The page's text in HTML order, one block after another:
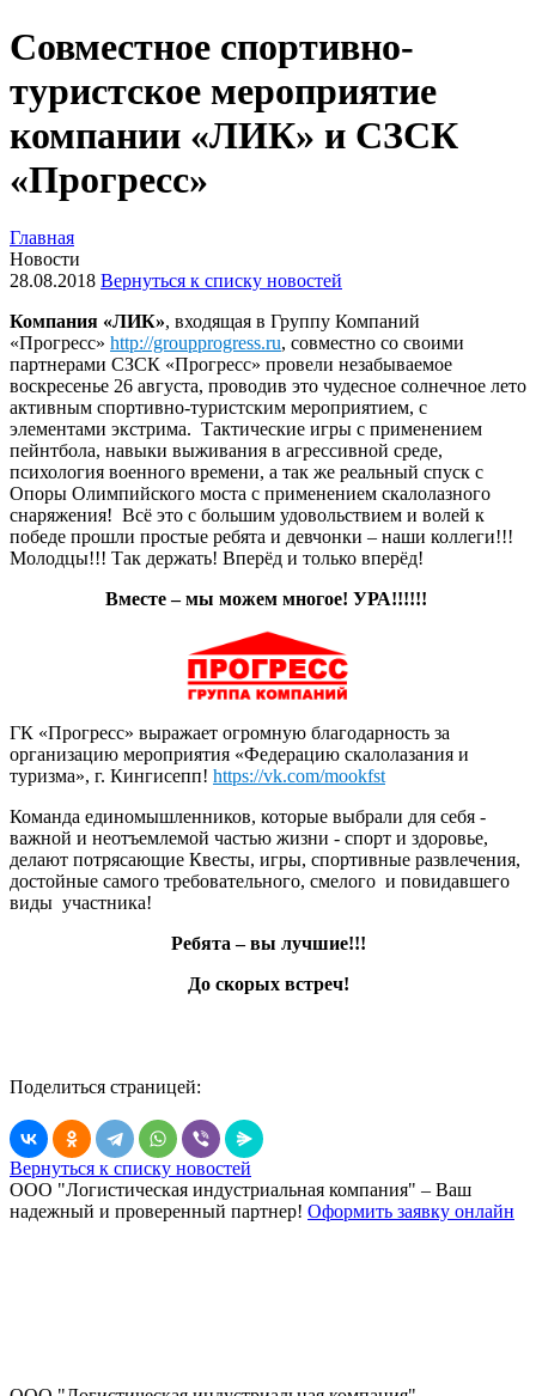
Совместное спортивно-
туристское мероприятие
компании «ЛИК» и СЗСК
«Прогресс»
Главная
Новости
28.08.2018 Вернуться к списку новостей
Компания «ЛИК», входящая в Группу Компаний
«Прогресс» http://groupprogress.ru, совместно со своими
партнерами СЗСК «Прогресс» провели незабываемое
воскресенье 26 августа, проводив это чудесное солнечное лето
активным спортивно-туристским мероприятием, с
элементами экстрима. Тактические игры с применением
пейнтбола, навыки выживания в агрессивной среде,
психология военного времени, а так же реальный спуск с
Опоры Олимпийского моста с применением скалолазного
снаряжения! Всё это с большим удовольствием и волей к
победе прошли простые ребята и девчонки – наши коллеги!!!
Молодцы!!! Так держать! Вперёд и только вперёд!
Вместе – мы можем многое! УРА!!!!!!
ГК «Прогресс» выражает огромную благодарность за
организацию мероприятия «Федерацию скалолазания и
туризма», г. Кингисепп! https://vk.com/mookfst
Команда единомышленников, которые выбрали для себя -
важной и неотъемлемой частью жизни - спорт и здоровье,
делают потрясающие Квесты, игры, спортивные развлечения,
достойные самого требовательного, смелого и повидавшего
виды участника!
Ребята – вы лучшие!!!
До скорых встреч!
Поделиться страницей:
Вернуться к списку новостей
ООО "Логистическая индустриальная компания" – Ваш
надежный и проверенный партнер! Оформить заявку онлайн